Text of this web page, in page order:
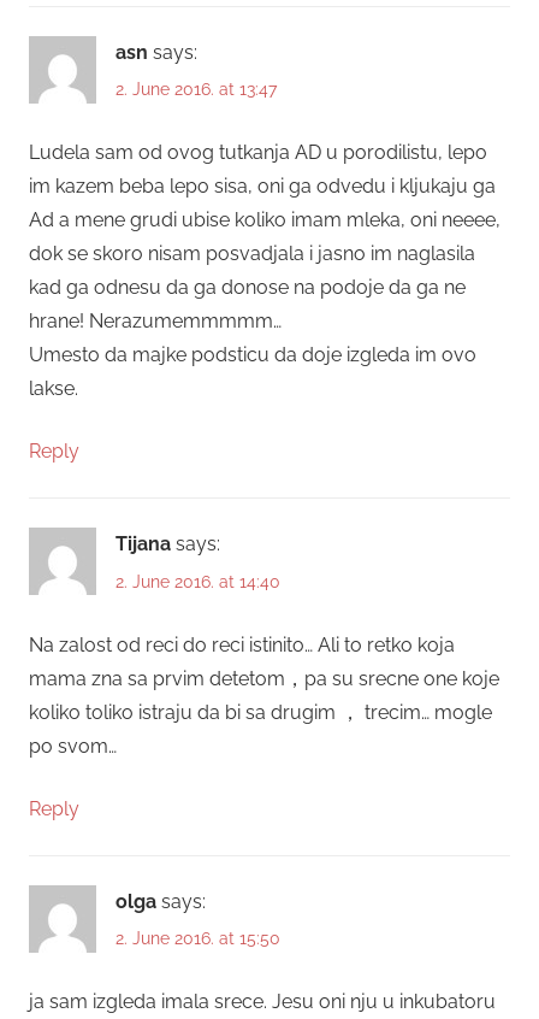
asn says:
2. June 2016. at 13:47
Ludela sam od ovog tutkanja AD u porodilistu, lepo
im kazem beba lepo sisa, oni ga odvedu i kljukaju ga
Ad a mene grudi ubise koliko imam mleka, oni neeee,
dok se skoro nisam posvadjala i jasno im naglasila
kad ga odnesu da ga donose na podoje da ga ne
hrane! Nerazumemmmmm…
Umesto da majke podsticu da doje izgleda im ovo
lakse.
Reply
Tijana says:
2. June 2016. at 14:40
Na zalost od reci do reci istinito… Ali to retko koja
mama zna sa prvim detetom，pa su srecne one koje
koliko toliko istraju da bi sa drugim ， trecim… mogle
po svom…
Reply
olga says:
2. June 2016. at 15:50
ja sam izgleda imala srece. Jesu oni nju u inkubatoru